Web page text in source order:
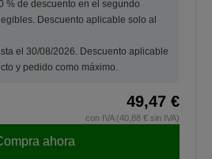
% de descuento en el segundo
Descuento aplicable solo al
el 30/08/2026. Descuento aplicable
y pedido como máximo.
49,47 €
con IVA (40,88 € sin IVA)
ahora